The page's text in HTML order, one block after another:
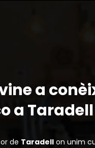
a
a Taradell
de Taradell on unim